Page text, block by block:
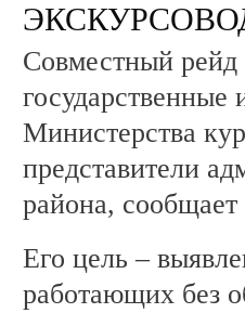
Совместный рейд
государственные
Министерства
представители
района,
Его цель –
работающих без